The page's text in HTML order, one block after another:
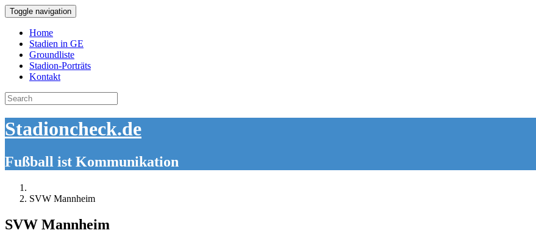
Toggle navigation
Home
Stadien in GE
Groundliste
Stadion-Porträts
Kontakt
Search
for:
Stadioncheck.de
Fußball ist Kommunikation
SVW Mannheim
SVW Mannheim